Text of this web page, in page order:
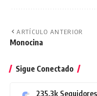
ARTÍCULO ANTERIOR
Monocina
Sigue Conectado
235.3k Seguidores